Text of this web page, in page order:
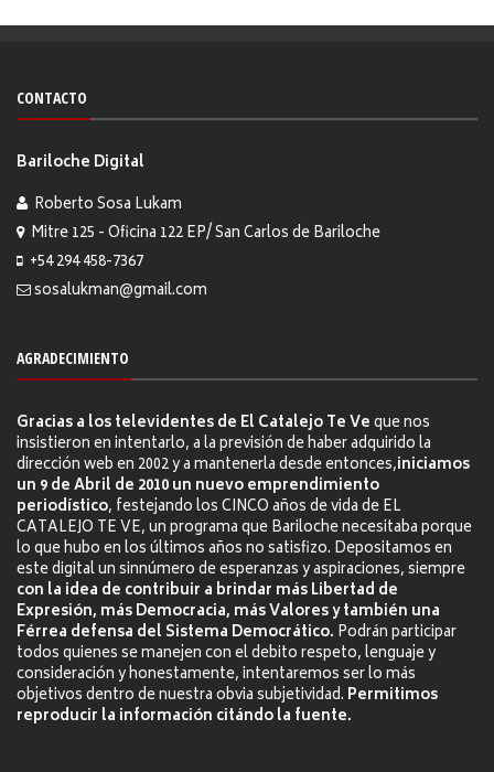
CONTACTO
Bariloche Digital
Roberto Sosa Lukam
Mitre 125 - Oficina 122 EP/ San Carlos de Bariloche
+54 294 458-7367
sosalukman@gmail.com
AGRADECIMIENTO
Gracias a los televidentes de El Catalejo Te Veque nos
insistieron en intentarlo, a la previsión de haber adquirido la
dirección web en 2002 y a mantenerla desde entonces,iniciamos
un 9 de Abril de 2010 un nuevo emprendimiento
periodístico, festejando los CINCO años de vida de EL
CATALEJO TE VE, un programa que Bariloche necesitaba porque
lo que hubo en los últimos años no satisfizo. Depositamos en
este digital un sinnúmero de esperanzas y aspiraciones, siempre
con la idea de contribuir a brindar más Libertad de
Expresión, más Democracia, más Valores y también una
Férrea defensa del Sistema Democrático. Podrán participar
todos quienes se manejen con el debito respeto, lenguaje y
consideración y honestamente, intentaremos ser lo más
objetivos dentro de nuestra obvia subjetividad. Permitimos
reproducir la información citándo la fuente.